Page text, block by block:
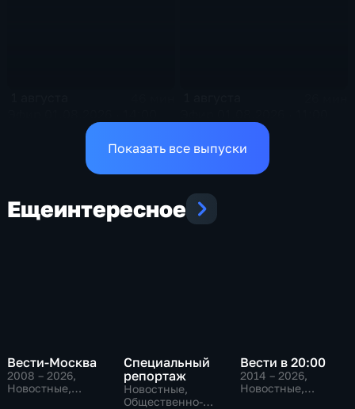
Показать все выпуски
Ещеинтересное
Вести-Москва
2008 – 2026,
Новостные,
Специальный
репортаж
Новостные,
Общественно-
Вести в 20:00
2014 – 2026,
Новостные,